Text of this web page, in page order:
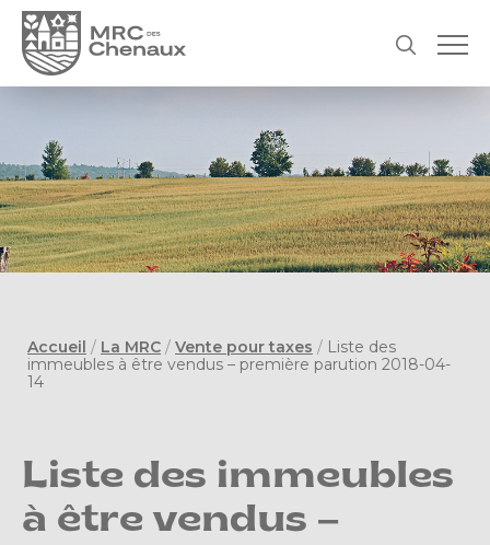
Accueil / La MRC / Vente pour taxes / Liste des
immeubles à être vendus – première parution 2018-04-
14
Liste des immeubles
à être vendus –